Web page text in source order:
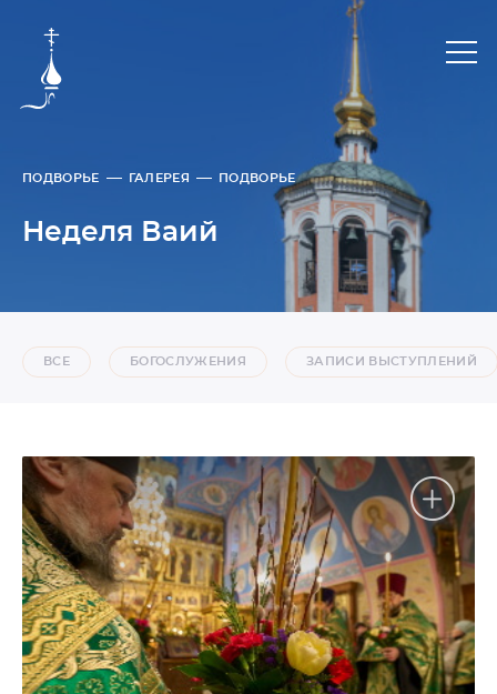
ПОДВОРЬЕ ГАЛЕРЕЯ ПОДВОРЬЕ
Неделя Ваий
ВСЕ БОГОСЛУЖЕНИЯ ЗАПИСИ ВЫСТУПЛЕНИЙ